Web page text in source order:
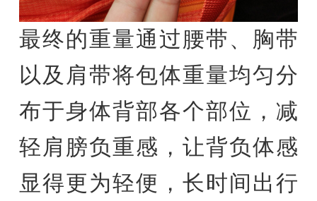
最终的重量通过腰带、胸带
以及肩带将包体重量均匀分
布于身体背部各个部位，减
轻肩膀负重感，让背负体感
显得更为轻便，长时间出行